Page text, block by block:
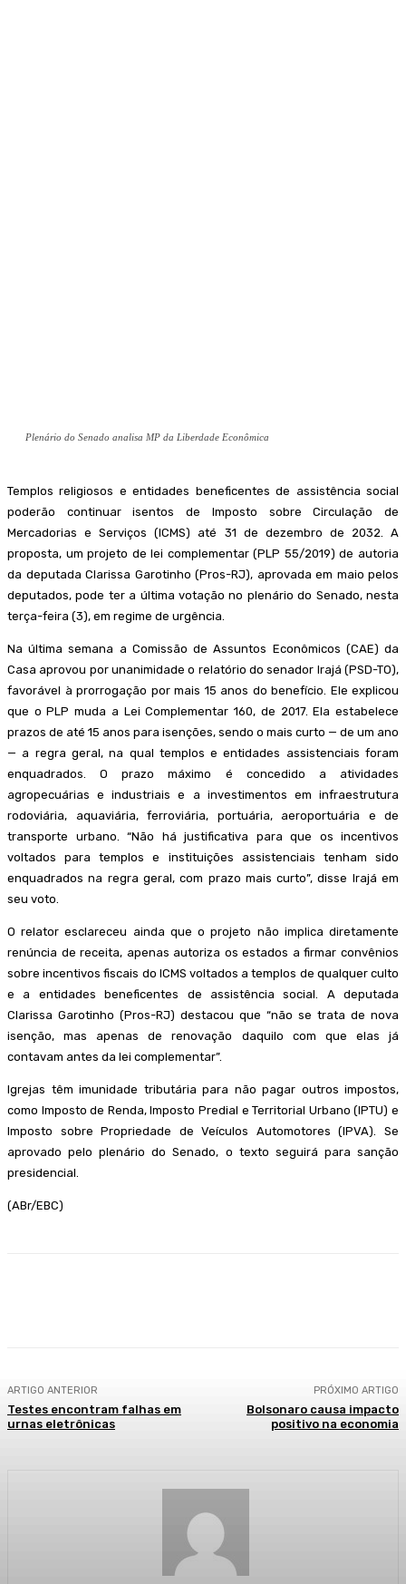
Plenário do Senado analisa MP da Liberdade Econômica
Templos religiosos e entidades beneficentes de assistência social
poderão continuar isentos de Imposto sobre Circulação de
Mercadorias e Serviços (ICMS) até 31 de dezembro de 2032. A
proposta, um projeto de lei complementar (PLP 55/2019) de autoria
da deputada Clarissa Garotinho (Pros-RJ), aprovada em maio pelos
deputados, pode ter a última votação no plenário do Senado, nesta
terça-feira (3), em regime de urgência.
Na última semana a Comissão de Assuntos Econômicos (CAE) da
Casa aprovou por unanimidade o relatório do senador Irajá (PSD-TO),
favorável à prorrogação por mais 15 anos do benefício. Ele explicou
que o PLP muda a Lei Complementar 160, de 2017. Ela estabelece
prazos de até 15 anos para isenções, sendo o mais curto — de um ano
— a regra geral, na qual templos e entidades assistenciais foram
enquadrados. O prazo máximo é concedido a atividades
agropecuárias e industriais e a investimentos em infraestrutura
rodoviária, aquaviária, ferroviária, portuária, aeroportuária e de
transporte urbano. “Não há justificativa para que os incentivos
voltados para templos e instituições assistenciais tenham sido
enquadrados na regra geral, com prazo mais curto”, disse Irajá em
seu voto.
O relator esclareceu ainda que o projeto não implica diretamente
renúncia de receita, apenas autoriza os estados a firmar convênios
sobre incentivos fiscais do ICMS voltados a templos de qualquer culto
e a entidades beneficentes de assistência social. A deputada
Clarissa Garotinho (Pros-RJ) destacou que “não se trata de nova
isenção, mas apenas de renovação daquilo com que elas já
contavam antes da lei complementar”.
Igrejas têm imunidade tributária para não pagar outros impostos,
como Imposto de Renda, Imposto Predial e Territorial Urbano (IPTU) e
Imposto sobre Propriedade de Veículos Automotores (IPVA). Se
aprovado pelo plenário do Senado, o texto seguirá para sanção
presidencial.
(ABr/EBC)
ARTIGO ANTERIOR
Testes encontram falhas em
urnas eletrônicas
PRÓXIMO ARTIGO
Bolsonaro causa impacto
positivo na economia